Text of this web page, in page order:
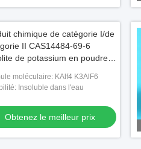
chimique de catégorie I/de
II CAS14484-69-6
de potassium en poudre
pour le verre
moléculaire: KAlf4 K3AlF6
Insoluble dans l'eau
Obtenez le meilleur prix